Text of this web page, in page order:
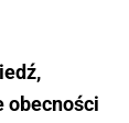
obecności